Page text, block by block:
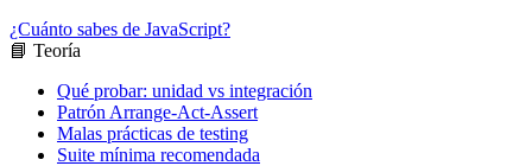
¿Cuánto sabes de JavaScript?
📘 Teoría
Qué probar: unidad vs integración
Patrón Arrange-Act-Assert
Malas prácticas de testing
Suite mínima recomendada